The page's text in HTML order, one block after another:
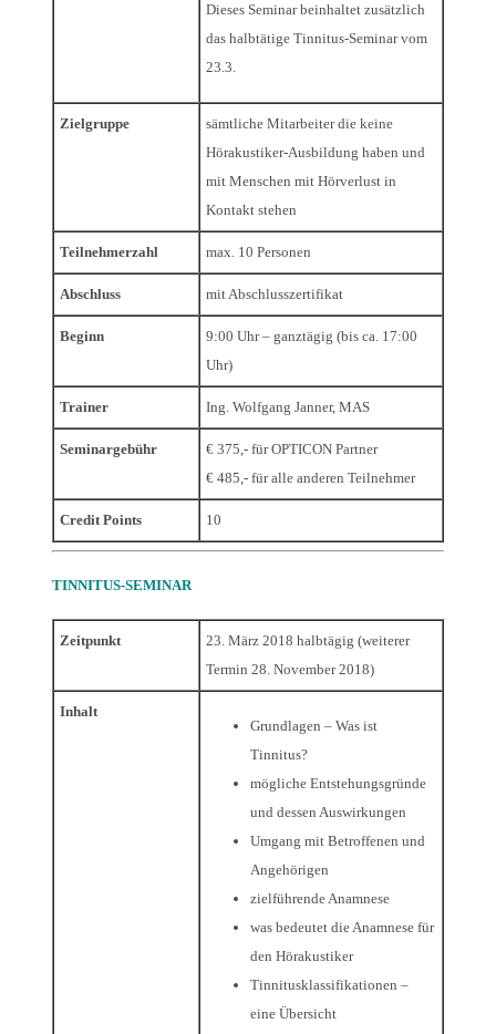
Dieses Seminar beinhaltet zusätzlich
das halbtätige Tinnitus-Seminar vom
23.3.
Zielgruppe
sämtliche Mitarbeiter die keine
Hörakustiker-Ausbildung haben und
mit Menschen mit Hörverlust in
Kontakt stehen
Teilnehmerzahl max. 10 Personen
Abschluss mit Abschlusszertifikat
Beginn
9:00 Uhr – ganztägig (bis ca. 17:00
Uhr)
Trainer Ing. Wolfgang Janner, MAS
Seminargebühr
€ 375,- für OPTICON Partner
€ 485,- für alle anderen Teilnehmer
Credit Points 10
TINNITUS-SEMINAR
Zeitpunkt
23. März 2018 halbtägig (weiterer
Termin 28. November 2018)
Inhalt
Grundlagen – Was ist
Tinnitus?
mögliche Entstehungsgründe
und dessen Auswirkungen
Umgang mit Betroffenen und
Angehörigen
zielführende Anamnese
was bedeutet die Anamnese für
den Hörakustiker
Tinnitusklassifikationen –
eine Übersicht